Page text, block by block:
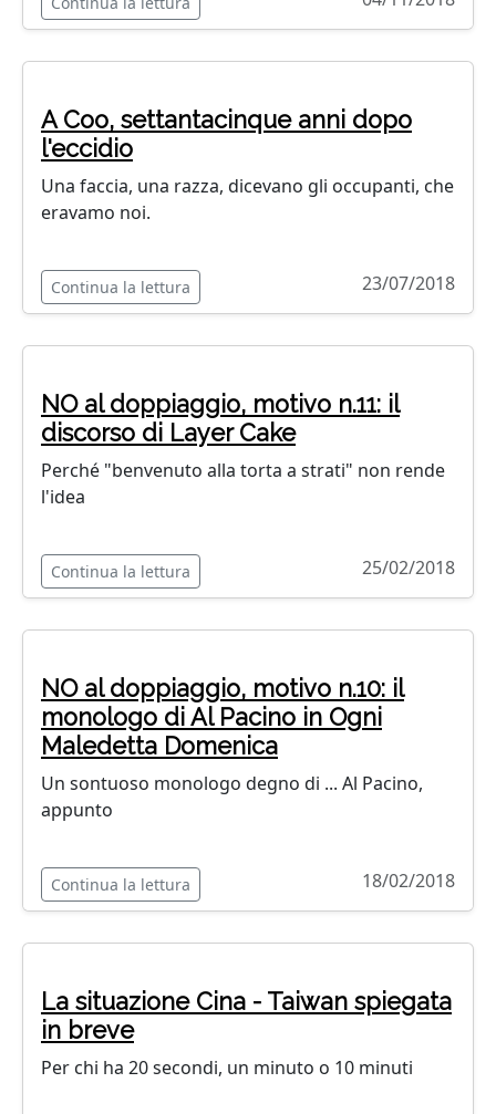
A Coo, settantacinque anni dopo
l'eccidio
Una faccia, una razza, dicevano gli occupanti, che
eravamo noi.
Continua la lettura 23/07/2018
NO al doppiaggio, motivo n.11: il
discorso di Layer Cake
Perché "benvenuto alla torta a strati" non rende
l'idea
Continua la lettura 25/02/2018
NO al doppiaggio, motivo n.10: il
monologo di Al Pacino in Ogni
Maledetta Domenica
Un sontuoso monologo degno di ... Al Pacino,
appunto
Continua la lettura 18/02/2018
La situazione Cina - Taiwan spiegata
in breve
Per chi ha 20 secondi, un minuto o 10 minuti